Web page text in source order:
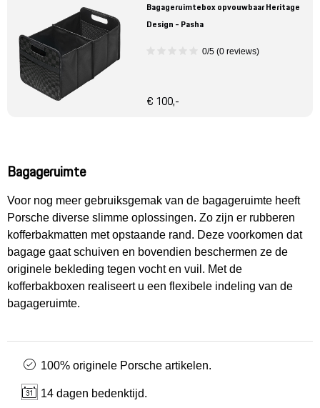
Bagageruimtebox opvouwbaar Heritage
Design - Pasha
0/5 (0 reviews)
€ 100,-
Bagageruimte
Voor nog meer gebruiksgemak van de bagageruimte heeft
Porsche diverse slimme oplossingen. Zo zijn er rubberen
kofferbakmatten met opstaande rand. Deze voorkomen dat
bagage gaat schuiven en bovendien beschermen ze de
originele bekleding tegen vocht en vuil. Met de
kofferbakboxen realiseert u een flexibele indeling van de
bagageruimte.
100% originele Porsche artikelen.
14 dagen bedenktijd.